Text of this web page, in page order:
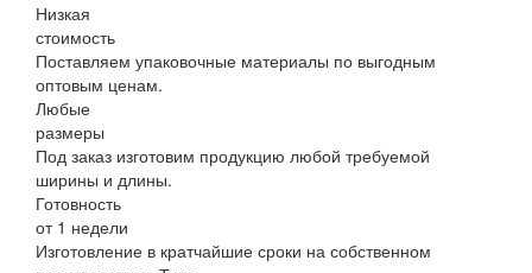
Низкая
стоимость
Поставляем упаковочные материалы по выгодным
оптовым ценам.
Любые
размеры
Под заказ изготовим продукцию любой требуемой
ширины и длины.
Готовность
от 1 недели
Изготовление в кратчайшие сроки на собственном